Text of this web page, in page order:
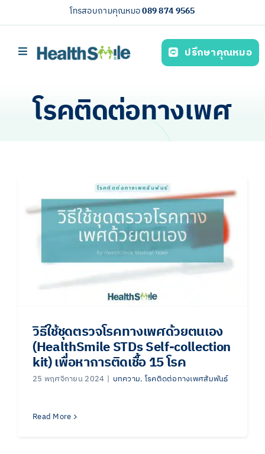
to
โทรสอบถามคุณหมอ089 874 9565
Toggle
บริการของเรา (Our services)
ไทย
ปรึกษาคุณหมอ
โรคติดต่อทางเพศ
วิธีใช้ชุดตรวจโรคทางเพศด้วยตนเอง
(HealthSmile STDs Self-collection
kit) เพื่อหาการติดเชื้อ 15 โรค
25 พฤศจิกายน 2024 | บทความ, โรคติดต่อทางเพศสัมพันธ์
Read More